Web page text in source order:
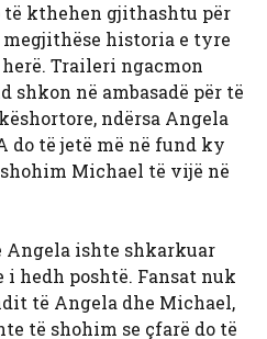
të kthehen gjithashtu për
megjithëse historia e tyre
Traileri ngacmon
shkon në ambasadë për të
ndërsa Angela
do të jetë më në fund ky
Michael të vijë në
Angela ishte shkarkuar
i hedh poshtë. Fansat nuk
të Angela dhe Michael,
të shohim se çfarë do të